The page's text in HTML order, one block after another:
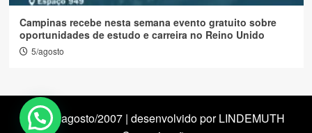
Campinas recebe nesta semana evento gratuito sobre
oportunidades de estudo e carreira no Reino Unido
5/agosto
desde agosto/2007 | desenvolvido por LINDEMUTH